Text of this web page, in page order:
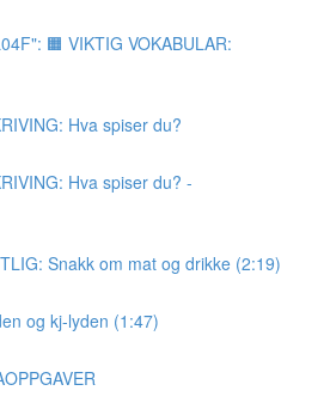
🟧 VIKTIG VOKABULAR:
Hva spiser du?
Hva spiser du? -
Snakk om mat og drikke (2:19)
og kj-lyden (1:47)